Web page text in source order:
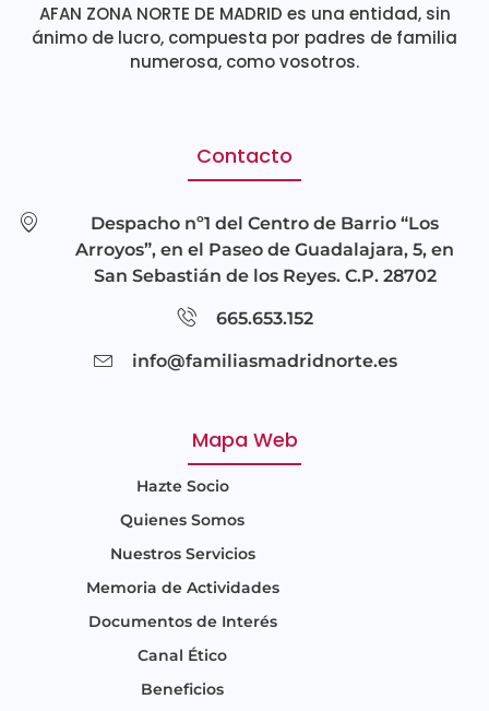
AFAN ZONA NORTE DE MADRID es una entidad, sin
ánimo de lucro, compuesta por padres de familia
numerosa, como vosotros.
Contacto
Despacho nº1 del Centro de Barrio “Los
Arroyos”, en el Paseo de Guadalajara, 5, en
San Sebastián de los Reyes. C.P. 28702
665.653.152
info@familiasmadridnorte.es
Mapa Web
Hazte Socio
Quienes Somos
Nuestros Servicios
Memoria de Actividades
Documentos de Interés
Canal Ético
Beneficios